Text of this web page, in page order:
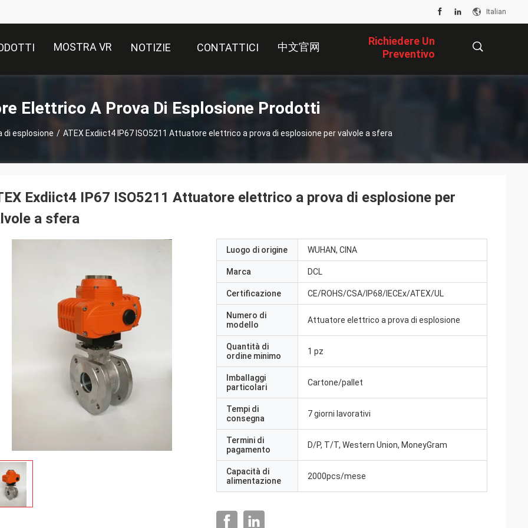
Italian
MOSTRA VR NOTIZIE CONTATTICI 中文官网
Richiedere Un
Preventivo
Elettrico A Prova Di Esplosione Prodotti
esplosione / ATEX Exdiict4 IP67 ISO5211 Attuatore elettrico a prova di esplosione per valvole a sfera
Exdiict4 IP67 ISO5211 Attuatore elettrico a prova di esplosione per
a sfera
Luogo di origine WUHAN, CINA
Marca DCL
Certificazione CE/ROHS/CSA/IP68/IECEx/ATEX/UL
Numero di
modello
Attuatore elettrico a prova di esplosione
Quantità di
ordine minimo
1 pz
Imballaggi
particolari
Cartone/pallet
Tempi di
consegna
7 giorni lavorativi
Termini di
pagamento
D/P, T/T, Western Union, MoneyGram
Capacità di
alimentazione
2000pcs/mese